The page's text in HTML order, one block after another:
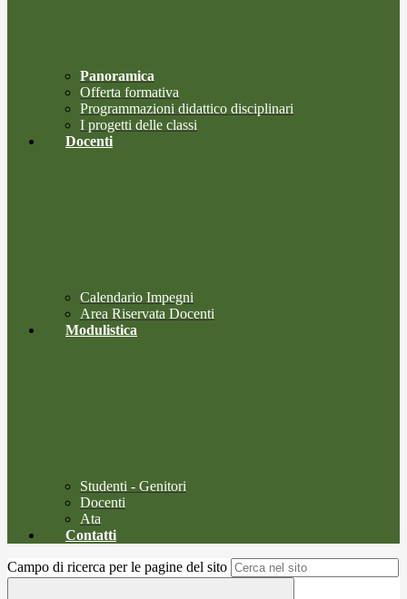
Panoramica
Offerta formativa
Programmazioni didattico disciplinari
I progetti delle classi
Docenti
Calendario Impegni
Area Riservata Docenti
Modulistica
Studenti - Genitori
Docenti
Ata
Contatti
Campo di ricerca per le pagine del sito